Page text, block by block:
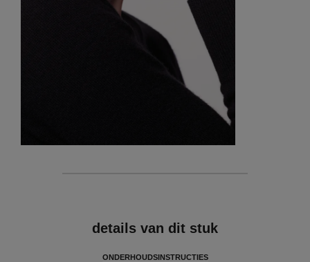
details van dit stuk
ONDERHOUDSINSTRUCTIES